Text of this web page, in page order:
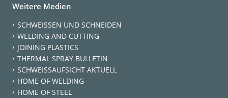
Weitere Medien
SCHWEISSEN UND SCHNEIDEN
WELDING AND CUTTING
JOINING PLASTICS
THERMAL SPRAY BULLETIN
SCHWEISSAUFSICHT AKTUELL
HOME OF WELDING
HOME OF STEEL